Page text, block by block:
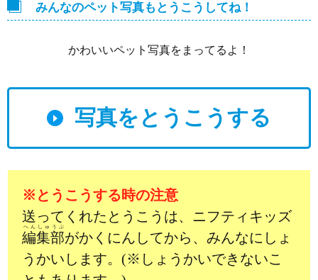
みんなのペット写真もとうこうしてね！
かわいいペット写真をまってるよ！
写真をとうこうする
※とうこうする時の注意
送ってくれたとうこうは、ニフティキッズ
編集部
へんしゅうぶ
がかくにんしてから、みんなにしょ
うかいします。(※しょうかいできないこ